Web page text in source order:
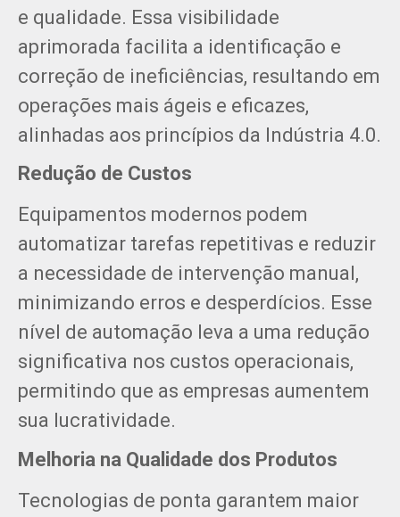
e qualidade. Essa visibilidade
aprimorada facilita a identificação e
correção de ineficiências, resultando em
operações mais ágeis e eficazes,
alinhadas aos princípios da Indústria 4.0.
Redução de Custos
Equipamentos modernos podem
automatizar tarefas repetitivas e reduzir
a necessidade de intervenção manual,
minimizando erros e desperdícios. Esse
nível de automação leva a uma redução
significativa nos custos operacionais,
permitindo que as empresas aumentem
sua lucratividade.
Melhoria na Qualidade dos Produtos
Tecnologias de ponta garantem maior